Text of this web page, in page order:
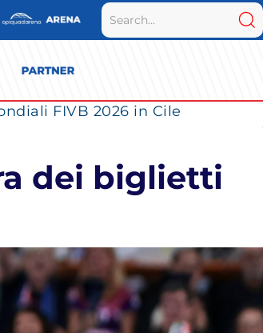
FIVB 2026 in Cile
dei biglietti